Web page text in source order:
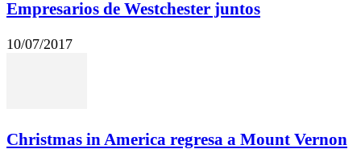
Empresarios de Westchester juntos
10/07/2017
Christmas in America regresa a Mount Vernon